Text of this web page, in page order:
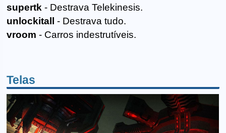
supertk - Destrava Telekinesis.
unlockitall
- Destrava tudo.
vroom - Carros indestrutíveis.
Telas